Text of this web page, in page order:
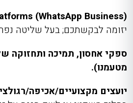
(WhatsApp Business):
יזומה לבקשתכם; בעל שליטה
ספקי אחסון, תמיכה ותחזוקה
מטעמנו).
יועצים מקצועיים/אכיפה/